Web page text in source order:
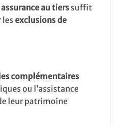
assurance au tiers suffit
les exclusions de
complémentaires
ou l’assistance
leur patrimoine